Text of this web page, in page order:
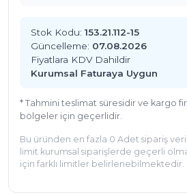
Stok Kodu: 153.21.112-15
Güncelleme: 07.08.2026
Fiyatlara KDV Dahildir
Kurumsal Faturaya Uygun
* Tahmini teslimat süresidir ve kargo
bölgeler için geçerlidir.
Bu üründen en fazla 0 Adet sipariş
limit kurumsal siparişlerde geçerli
için farklı limitler belirlenebilmektedir.